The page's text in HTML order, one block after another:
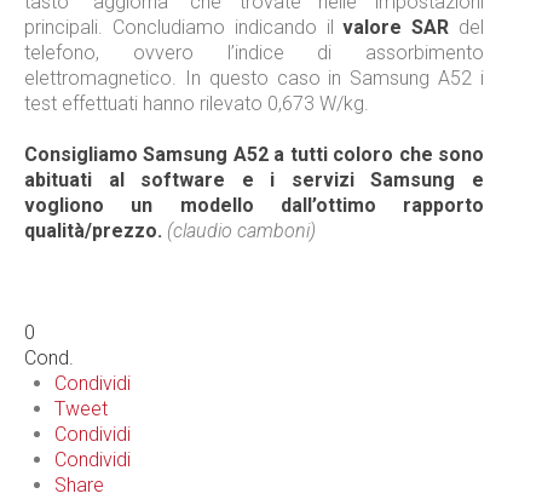
principali. Concludiamo indicando ilvalore SAR del
telefono, ovvero l’indice di assorbimento
elettromagnetico. In questo caso in Samsung A52 i
test effettuati hanno rilevato 0,673 W/kg.
Consigliamo Samsung A52 a tutti coloro che sono
abituati al software e i servizi Samsung e
vogliono un modello dall’ottimo rapporto
qualità/prezzo. (claudio camboni)
0
Cond.
Condividi
Tweet
Condividi
Condividi
Share